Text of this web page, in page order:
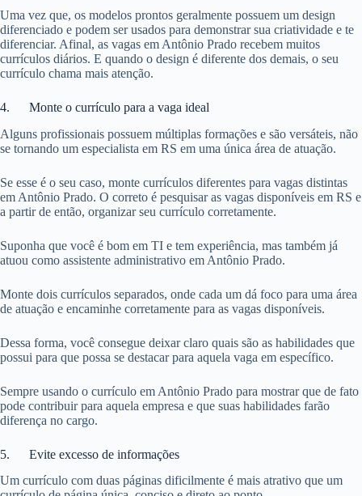
Uma vez que, os modelos prontos geralmente possuem um design
diferenciado e podem ser usados para demonstrar sua criatividade e te
diferenciar. Afinal, as vagas em Antônio Prado recebem muitos
currículos diários. E quando o design é diferente dos demais, o seu
currículo chama mais atenção.
4. Monte o currículo para a vaga ideal
Alguns profissionais possuem múltiplas formações e são versáteis, não
se tornando um especialista em RS em uma única área de atuação.
Se esse é o seu caso, monte currículos diferentes para vagas distintas
em Antônio Prado. O correto é pesquisar as vagas disponíveis em RS e
a partir de então, organizar seu currículo corretamente.
Suponha que você é bom em TI e tem experiência, mas também já
atuou como assistente administrativo em Antônio Prado.
Monte dois currículos separados, onde cada um dá foco para uma área
de atuação e encaminhe corretamente para as vagas disponíveis.
Dessa forma, você consegue deixar claro quais são as habilidades que
possui para que possa se destacar para aquela vaga em específico.
Sempre usando o currículo em Antônio Prado para mostrar que de fato
pode contribuir para aquela empresa e que suas habilidades farão
diferença no cargo.
5. Evite excesso de informações
Um currículo com duas páginas dificilmente é mais atrativo que um